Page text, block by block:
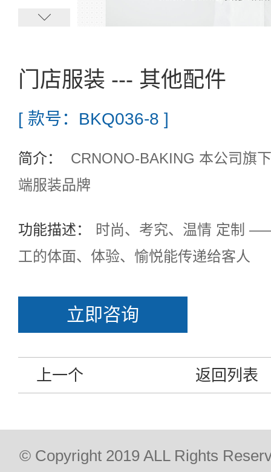
门店服装 --- 其他配件
[ 款号：BKQ036-8 ]
简介：
CRNONO-BAKING 本公司旗
端服装品牌
功能描述：
时尚、考究、温情 定制
工的体面、体验、愉悦能传递给客人
立即咨询
上一个 返回列表
© Copyright 2019 ALL Rights